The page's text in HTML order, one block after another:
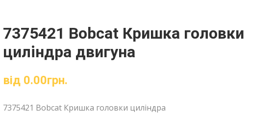
7375421 Bobcat Кришка головки
циліндра двигуна
від 0.00грн.
7375421 Bobcat Кришка головки циліндра